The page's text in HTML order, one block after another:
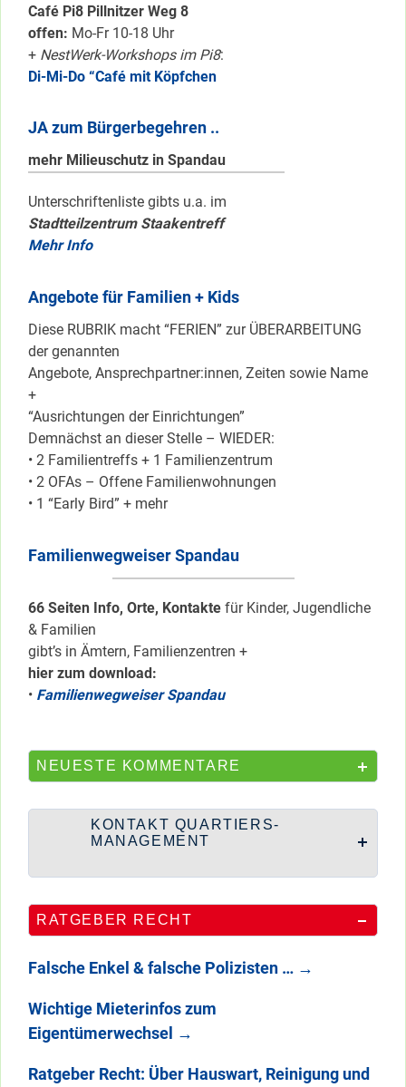
Café Pi8 Pillnitzer Weg 8
offen: Mo-Fr 10-18 Uhr
+ NestWerk-Workshops im Pi8:
Di-Mi-Do “Café mit Köpfchen
JA zum Bürgerbegehren ..
mehr Milieuschutz in Spandau
Unterschriftenliste gibts u.a. im
Stadtteilzentrum Staakentreff
Mehr Info
Angebote für Familien + Kids
Diese RUBRIK macht “FERIEN” zur ÜBERARBEITUNG
der genannten
Angebote, Ansprechpartner:innen, Zeiten sowie Name
+
“Ausrichtungen der Einrichtungen”
Demnächst an dieser Stelle – WIEDER:
• 2 Familientreffs + 1 Familienzentrum
• 2 OFAs – Offene Familienwohnungen
• 1 “Early Bird” + mehr
Familienwegweiser Spandau
66 Seiten Info, Orte, Kontakte für Kinder, Jugendliche
& Familien
gibt’s in Ämtern, Familienzentren +
hier zum download:
• Familienwegweiser Spandau
NEUESTE KOMMENTARE
KONTAKT QUARTIERS-
MANAGEMENT
RATGEBER RECHT
Falsche Enkel & falsche Polizisten … →
Wichtige Mieterinfos zum
Eigentümerwechsel →
Ratgeber Recht: Über Hauswart, Reinigung und